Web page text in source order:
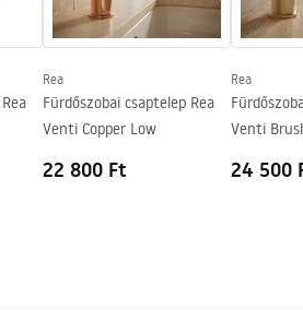
3/8 col
5 Év
Rea
Fürdőszobai csaptelep Rea
Venti Copper Low
22 800 Ft
Rea
Venti
24 500